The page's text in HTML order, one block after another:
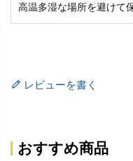
高温多湿な場所を避けて
レビューを書く
おすすめ商品